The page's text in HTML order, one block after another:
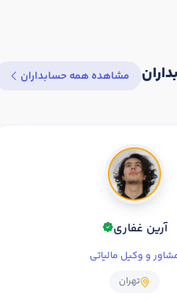
مشاهده همه حسابداران
آرین غفاری
و وکیل مالیاتی
تهران